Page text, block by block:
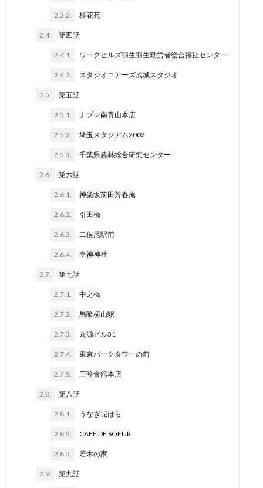
2.3.2. 桂花苑
2.4. 第四話
2.4.1. ワークヒルズ羽生羽生勤労者総合福祉センター
2.4.2. スタジオユアーズ成城スタジオ
2.5. 第五話
2.5.1. ナプレ南青山本店
2.5.2. 埼玉スタジアム2002
2.5.3. 千葉県農林総合研究センター
2.6. 第六話
2.6.1. 神楽坂前田芳春庵
2.6.2. 引田橋
2.6.3. 二俣尾駅前
2.6.4. 幸神神社
2.7. 第七話
2.7.1. 中之橋
2.7.2. 馬喰横山駅
2.7.3. 丸源ビル31
2.7.4. 東京パークタワーの前
2.7.5. 三笠會舘本店
2.8. 第八話
2.8.1. うなぎ㐂はら
2.8.2. CAFE DE SOEUR
2.8.3. 若木の家
2.9. 第九話